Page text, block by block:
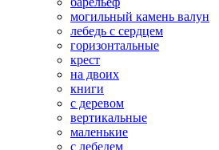
могильный камень валун
лебедь с сердцем
горизонтальные
крест
на двоих
книги
с деревом
вертикальные
маленькие
с лебедем